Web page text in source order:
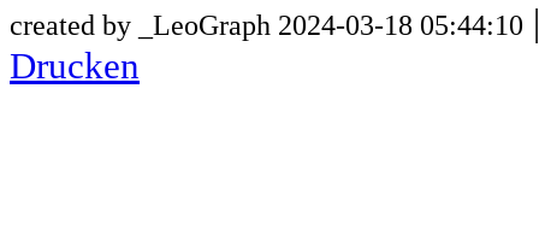
created by _LeoGraph 2024-03-18 05:44:10
Drucken